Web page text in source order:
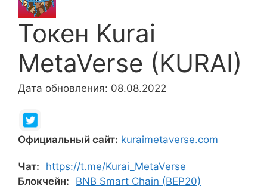
Токен Kurai
MetaVerse (KURAI)
Дата обновления: 08.08.2022
Официальный сайт: kuraimetaverse.com
Чат:
https://t.me/Kurai_MetaVerse
Блокчейн:
BNB Smart Chain (BEP20)